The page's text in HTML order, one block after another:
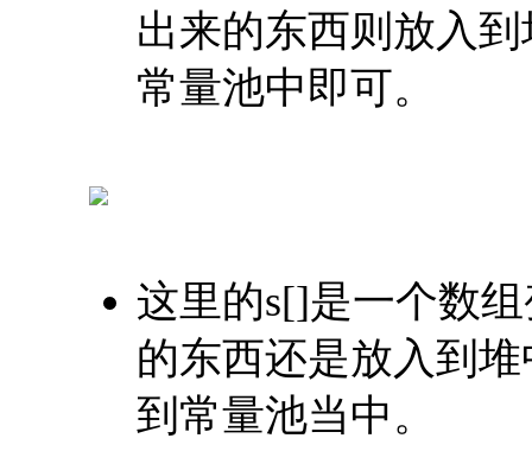
出来的东西则放入
常量池中即可。
这里的s[]是一个数
的东西还是放入到
到常量池当中。